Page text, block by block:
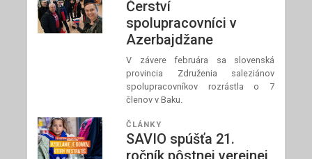
Čerství
spolupracovníci v
Azerbajdžane
V závere februára sa slovenská
provincia Združenia saleziánov
spolupracovníkov rozrástla o 7
členov v Baku.
ČLÁNKY
SAVIO spúšťa 21.
ročník pôstnej verejnej